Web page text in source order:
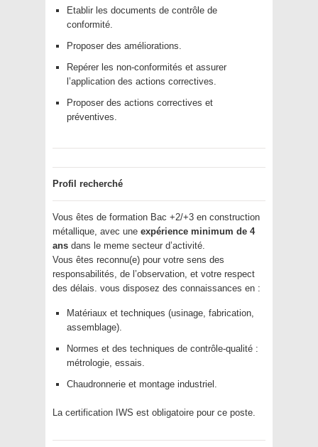
Etablir les documents de contrôle de
conformité.
Proposer des améliorations.
Repérer les non-conformités et assurer
l’application des actions correctives.
Proposer des actions correctives et
préventives.
Profil recherché
Vous êtes de formation Bac +2/+3 en construction
métallique, avec une expérience minimum de 4
ans dans le meme secteur d’activité.
Vous êtes reconnu(e) pour votre sens des
responsabilités, de l’observation, et votre respect
des délais. vous disposez des connaissances en :
Matériaux et techniques (usinage, fabrication,
assemblage).
Normes et des techniques de contrôle-qualité :
métrologie, essais.
Chaudronnerie et montage industriel.
La certification IWS est obligatoire pour ce poste.